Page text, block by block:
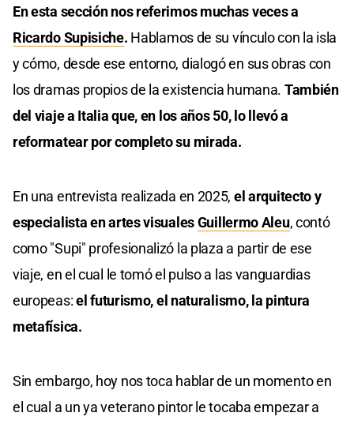
En esta sección nos referimos muchas veces a
Ricardo Supisiche. Hablamos de su vínculo con la isla
y cómo, desde ese entorno, dialogó en sus obras con
los dramas propios de la existencia humana. También
del viaje a Italia que, en los años 50, lo llevó a
reformatear por completo su mirada.
En una entrevista realizada en 2025, el arquitecto y
especialista en artes visualesGuillermo Aleu, contó
como "Supi" profesionalizó la plaza a partir de ese
viaje, en el cual le tomó el pulso a las vanguardias
europeas:el futurismo, el naturalismo, la pintura
metafísica.
Sin embargo, hoy nos toca hablar de un momento en
el cual a un ya veterano pintor le tocaba empezar a